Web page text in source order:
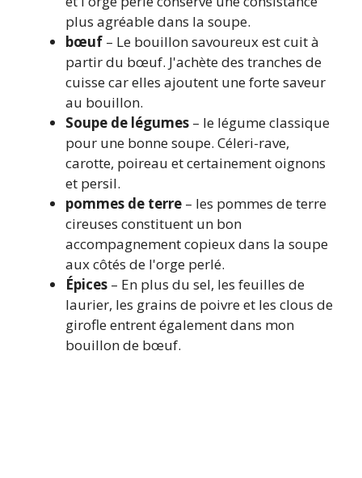
plus agréable dans la soupe.
bœuf – Le bouillon savoureux est cuit à
partir du bœuf. J'achète des tranches de
cuisse car elles ajoutent une forte saveur
au bouillon.
Soupe de légumes – le légume classique
pour une bonne soupe. Céleri-rave,
carotte, poireau et certainement oignons
et persil.
pommes de terre – les pommes de terre
cireuses constituent un bon
accompagnement copieux dans la soupe
aux côtés de l'orge perlé.
Épices – En plus du sel, les feuilles de
laurier, les grains de poivre et les clous de
girofle entrent également dans mon
bouillon de bœuf.